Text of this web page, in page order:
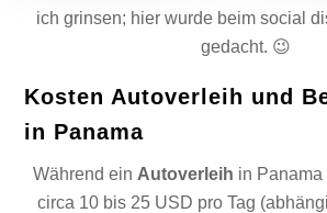
ich grinsen; hier wurde beim social
gedacht. 😉
Kosten Autoverleih und
in Panama
Während ein Autoverleih in
circa 10 bis 25 USD pro Tag